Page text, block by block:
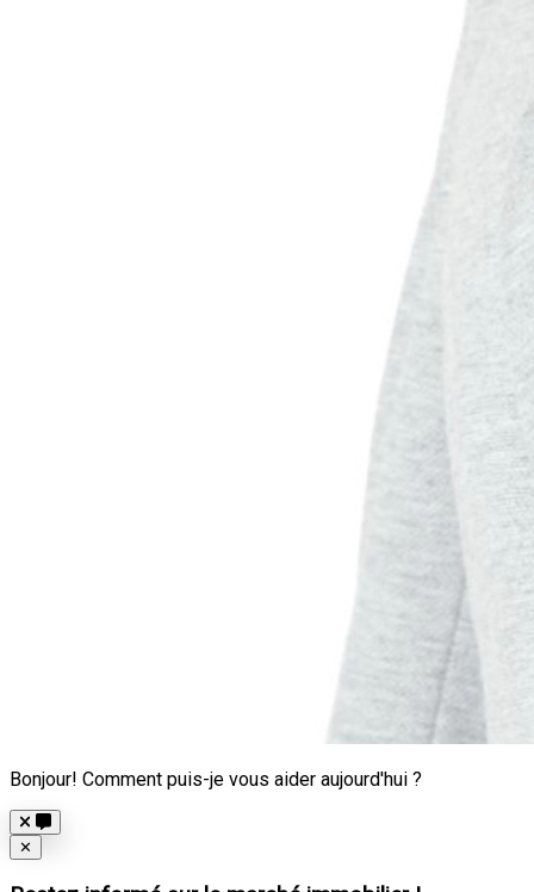
Bonjour! Comment puis-je vous aider aujourd'hui ?
Close
✕